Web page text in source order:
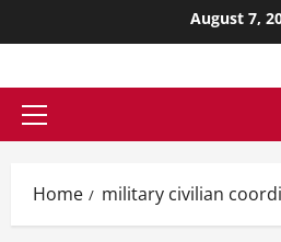
August 7,
Home military civilian